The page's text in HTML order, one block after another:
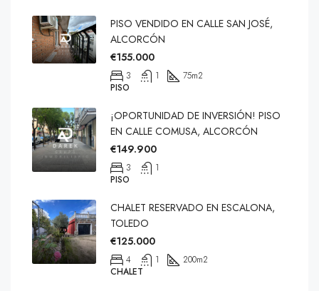
PISO VENDIDO EN CALLE SAN JOSÉ,
ALCORCÓN
€155.000
3 1 75m2
PISO
¡OPORTUNIDAD DE INVERSIÓN! PISO
EN CALLE COMUSA, ALCORCÓN
€149.900
3
1
PISO
CHALET RESERVADO EN ESCALONA,
TOLEDO
€125.000
4 1 200m2
CHALET